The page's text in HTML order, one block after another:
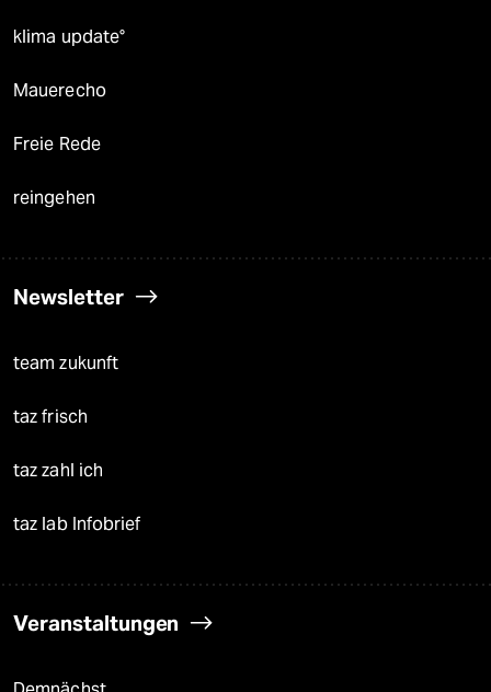
klima update°
Mauerecho
Freie Rede
reingehen
Newsletter
team zukunft
taz frisch
taz zahl ich
taz lab Infobrief
Veranstaltungen